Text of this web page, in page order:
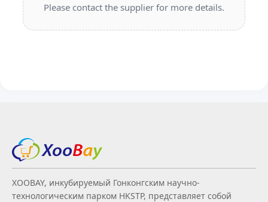
Please contact the supplier for more details.
XOOBAY, инкубируемый Гонконгским научно-
технологическим парком HKSTP, представляет собой